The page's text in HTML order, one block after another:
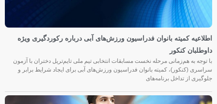
اطلاعیه کمیته بانوان فدراسیون ورزش‌های آبی درباره رکوردگیری ویژه
داوطلبان کنکور
با توجه به هم‌زمانی مرحله نخست مسابقات انتخابی تیم ملی تایم‌تریل دختران با آزمون
سراسری (کنکور)، کمیته بانوان فدراسیون ورزش‌های آبی برای ایجاد شرایط برابر و
جلوگیری از تداخل برنامه‌های